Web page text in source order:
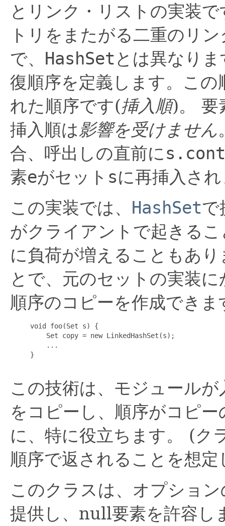
とリンク・リストの実装で
トリをまたがる二重のリ
で、 HashSet とは異なりま
復順序を定義します。こ
れた順序です(挿入順)。
要
挿入順は影響を受けません
合、呼出しの直前に
素eがセット sに再挿入さ
この実装では、 HashSetで
がクライアントで起きる
に負荷が増えることもあ
とで、元のセットの実装
順序のコピーを作成できま
     void foo(Set s) {
         Set copy = new LinkedHashSet(s);
         ...
     }
この技術は、モジュール
をコピーし、順序がコピ
に、特に役立ちます。
(ク
順序で返されることを想定
このクラスは、オプション
提供し、null要素を許容し